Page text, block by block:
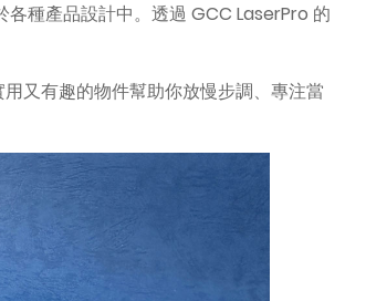
種產品設計中。透過 GCC LaserPro 的
又有趣的物件幫助你放慢步調、專注當